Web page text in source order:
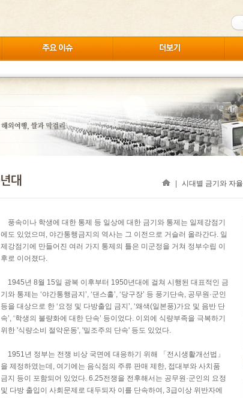
시대별 금기와 자율
풍속이나 학생에 대한 통제 등 일상에 대한 금기와 통제는 일제강점기
에도 있었으며, 야간통행금지의 역사는 그 이전으로 거슬러 올라간다. 일
제강점기에 만들어진 여러 가지 통제의 틀은 미군정을 거쳐 정부수립 이
후로 이어졌다.
1945년 8월 15일 광복 이후부터 1950년대에 걸쳐 시행된 대표적인 금
기와 통제는 ‘야간통행금지’, ‘댄스홀’, ‘당구장’ 등 풍기단속, 공무원·군인
등을 대상으로 한 ‘요정 및 다방출입 금지’, ‘왜색(일본풍)가요 및 음반 단
속’, ‘학생의 불량화에 대한 단속’ 등이었다. 이외에 식량부족을 극복하기
위한 '식량소비 절약운동', '밀조주의 단속' 등도 있었다.
1951년 정부는 전쟁 비상 국면에 대응하기 위해 「전시생활개선법」
을 제정하였는데, 여기에는 음식점의 주류 판매 제한, 접대부와 사치품
금지 등이 포함되어 있었다. 6.25전쟁을 전후해서는 공무원·군인의 요정
및 다방 출입이 사회문제로 대두되자 이를 단속하여, 3급이상 위반자에